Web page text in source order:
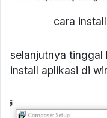
cara
selanjutnya tinggal
install aplikasi di